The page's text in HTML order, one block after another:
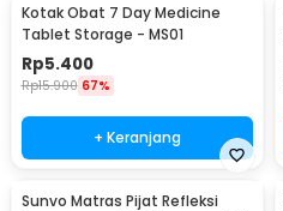
Kotak Obat 7 Day Medicine
Tablet Storage - MS01
Rp5.400
Rp15.900 67%
+ Keranjang
Sunvo Matras Pijat Refleksi